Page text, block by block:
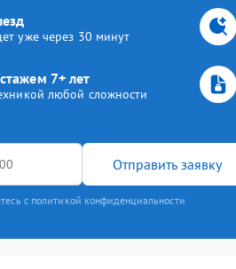
уже через 30 минут
7+ лет
любой сложности
Отправить заявку
с политикой конфиденциальности